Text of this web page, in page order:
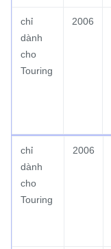
chỉ
dành
cho
Touring
2006
chỉ
dành
cho
Touring
2006